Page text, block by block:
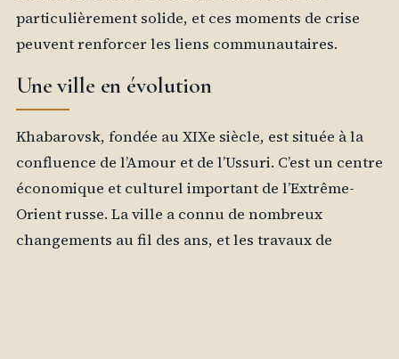
particulièrement solide, et ces moments de crise
peuvent renforcer les liens communautaires.
Une ville en évolution
Khabarovsk, fondée au XIXe siècle, est située à la
confluence de l’Amour et de l’Ussuri. C’est un centre
économique et culturel important de l’Extrême-
Orient russe. La ville a connu de nombreux
changements au fil des ans, et les travaux de